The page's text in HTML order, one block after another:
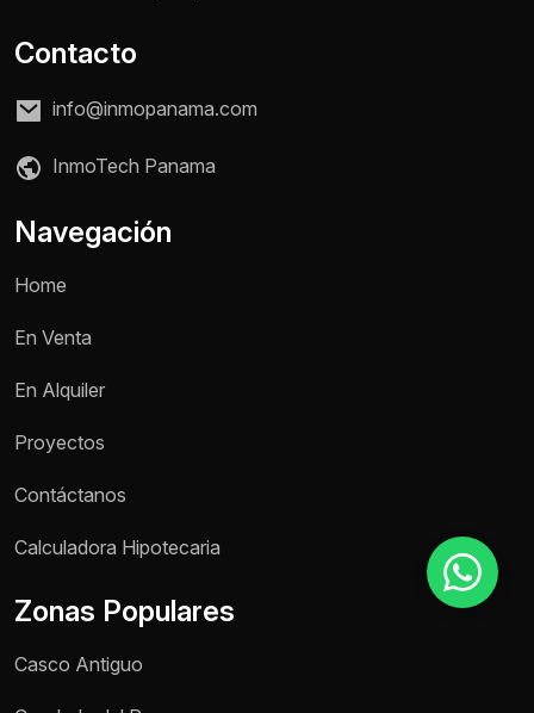
Teléfono / WhatsApp *
Contacto
info@inmopanama.com
InmoTech Panama
Navegación
Home
En Venta
En Alquiler
Proyectos
Contáctanos
Calculadora Hipotecaria
Zonas Populares
Casco Antiguo